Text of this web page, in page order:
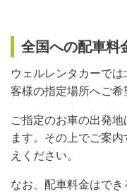
全国への配車料
ウェルレンタカーで
客様の指定場所へご希
ご指定のお車の出発
ます。その上でご案
えください。
なお、配車料金はで